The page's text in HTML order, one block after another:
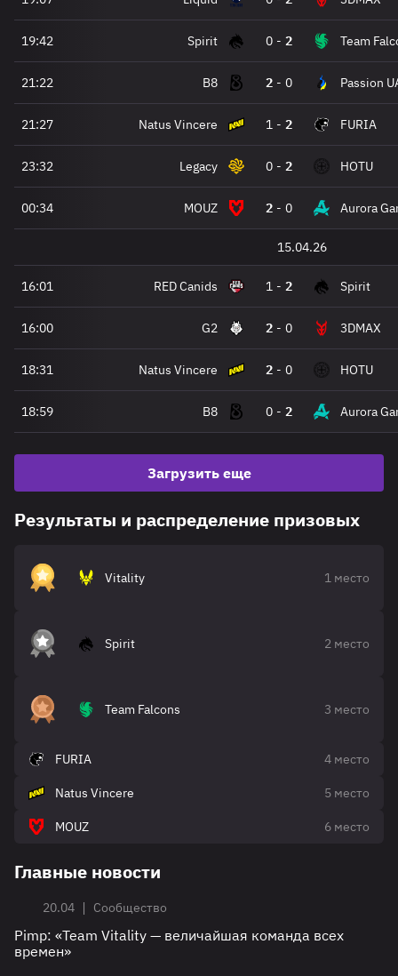
19:42 Spirit 0 - 2 Team
21:22 B8 2 - 0 Passion
21:27 Natus Vincere 1 - 2 FURIA
23:32 Legacy 0 - 2 HOTU
00:34 MOUZ 2 - 0 Aurora
15.04.26
16:01 RED Canids 1 - 2 Spirit
16:00 G2 2 - 0 3DMAX
18:31 Natus Vincere 2 - 0 HOTU
18:59 B8 0 - 2 Aurora
Загрузить еще
Результаты и распределение призовых
Vitality 1 место
Spirit 2 место
Team Falcons 3 место
FURIA 4 место
Natus Vincere 5 место
MOUZ 6 место
Главные новости
20.04 | Сообщество
Pimp: «Team Vitality — величайшая команда всех
времен»